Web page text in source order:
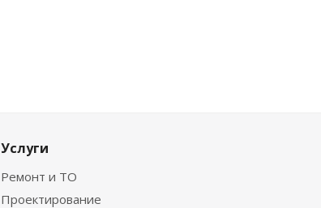
Услуги
Ремонт и ТО
Проектирование